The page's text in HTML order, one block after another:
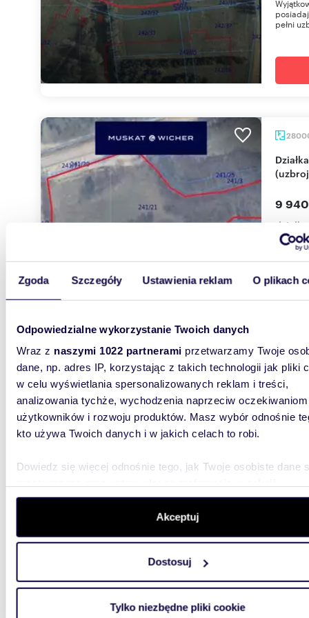
Zgoda Szczegóły Ustawienia reklam O plikach
Odpowiedzialne wykorzystanie Twoich danych
Wraz z naszymi 1022 partnerami przetwarzamy Twoje
dane, np. adres IP, korzystając z takich technologii jak pliki
w celu wyświetlania spersonalizowanych reklam i treści,
analizowania tychże, wychodzenia naprzeciw oczekiwaniom
użytkowników i rozwoju produktów. Masz wybór odnośnie
kto używa Twoich danych i w jakich celach to robi.
Dowiedz się więcej odnośnie tego, jak Twoje osobiste dane
szczegółów. W Deklaracji plików cookie możesz zmienić
wycofać swoją zgodę w dowolnej chwili.
aby oferować funkcje społecznościowe i analizować ruch w
witrynie. Informacje o tym, jak korzystasz z naszej witryny,
analitycznym. Partnerzy mogą połączyć te informacje z
Akceptuj
Dostosuj
Tylko niezbędne pliki cookie
pełni
Działka inwestycyjna 28 000 m² w Gdańsku
9
pełni
000